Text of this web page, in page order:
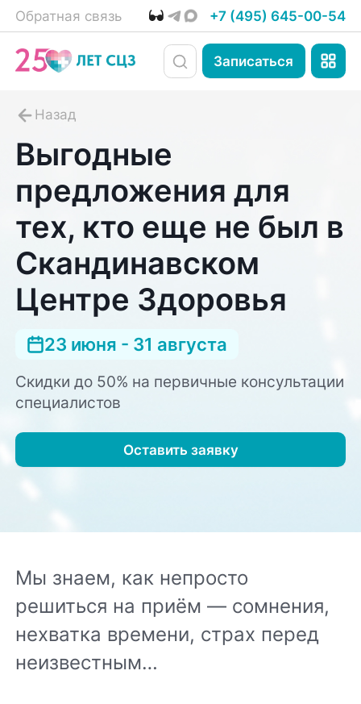
Обратная связь +7 (495) 645-00-54
Записаться
Выгодные
предложения для
тех, кто еще не был в
Скандинавском
Центре Здоровья
23 июня - 31 августа
Скидки до 50% на первичные консультации
специалистов
Оставить заявку
Мы знаем, как непросто
решиться на приём — сомнения,
нехватка времени, страх перед
неизвестным…